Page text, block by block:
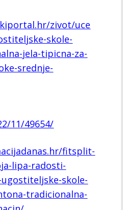
zivot/uce
skole-
jela-tipicna-za-
srednje-
11/49654/
fitsplit-
lipa-radosti-
skole-
tradicionalna-